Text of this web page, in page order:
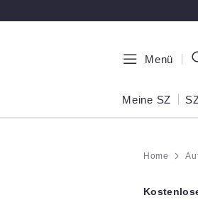
Menü
Meine SZ
Home